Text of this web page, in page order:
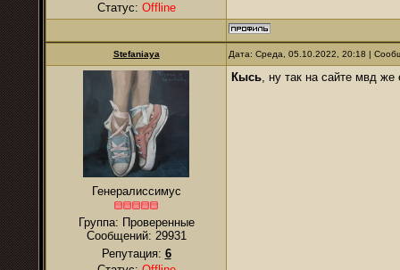
Статус: Offline
Stefaniaya Дата: Среда, 05.10.2022, 20:18 |
Генералиссимус
Группа: Проверенные
Сообщений: 29931
Репутация: 6
Кысь, ну так на сайте мвд же